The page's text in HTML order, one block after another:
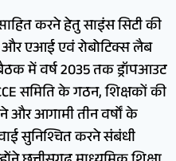
करने हेतु साइंस सिटी की
और एआई एवं रोबोटिक्स लैब
में वर्ष 2035 तक ड्रॉपआउट
समिति के गठन, शिक्षकों की
और आगामी तीन वर्षों के
सुनिश्चित करने संबंधी